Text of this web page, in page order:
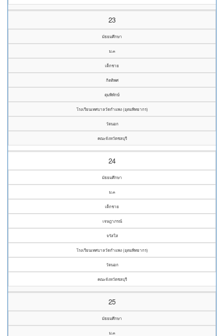
23
มัธยมศึกษา
ม.๓
เด็กชาย
กิตติพศ
ตุมพิทักษ์
โรงเรียนเทศบาลวัดกำแพง (อุดมพิทยากร)
วัดนอก
คณะจังหวัดชลบุรี
24
มัธยมศึกษา
ม.๓
เด็กชาย
เจษฎาภรณ์
จรัสใส
โรงเรียนเทศบาลวัดกำแพง (อุดมพิทยากร)
วัดนอก
คณะจังหวัดชลบุรี
25
มัธยมศึกษา
ม.๓